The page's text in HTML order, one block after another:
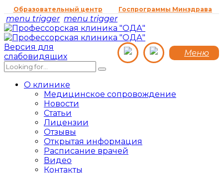
Образовательный центр Госпрограммы Минздрава
menu trigger menu trigger
Меню
Версия для
слабовидящих
О клинике
Медицинское сопровождение
Новости
Статьи
Лицензии
Отзывы
Открытая информация
Расписание врачей
Видео
Контакты